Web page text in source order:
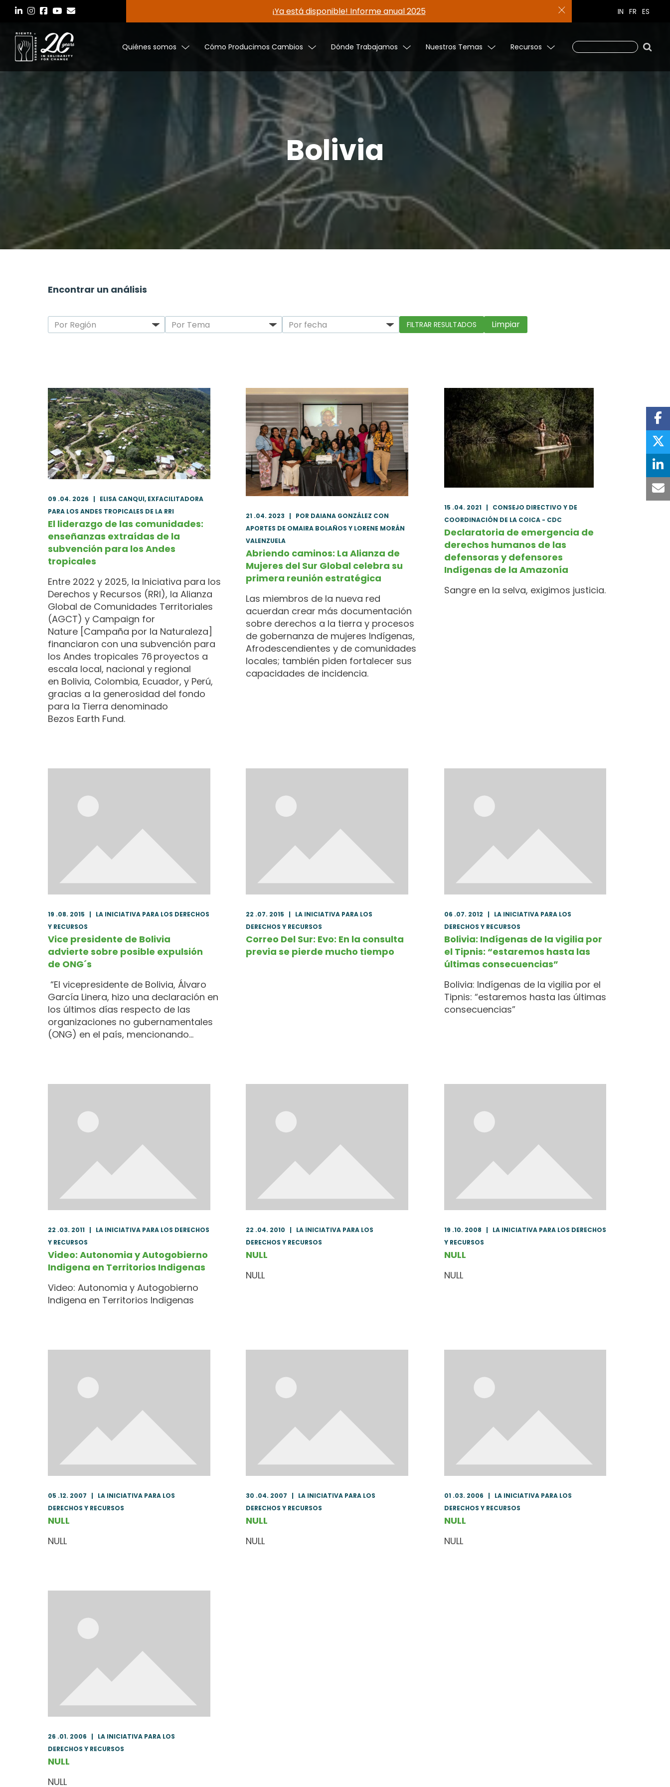
Saltar
contenido
¡Ya está disponible! Informe anual 2025 IN FR ES
Quiénes somos Cómo Producimos Cambios Dónde Trabajamos Nuestros Temas Recursos
Bolivia
Encontrar un análisis
Limpiar
09 .04. 2026 | ELISA CANQUI, EXFACILITADORA
PARA LOS ANDES TROPICALES DE LA RRI
El liderazgo de las comunidades:
enseñanzas extraídas de la
subvención para los Andes
tropicales
Entre 2022 y 2025, la Iniciativa para los
Derechos y Recursos (RRI), la Alianza
Global de Comunidades Territoriales
(AGCT) y Campaign for
Nature [Campaña por la Naturaleza]
financiaron con una subvención para
los Andes tropicales 76 proyectos a
escala local, nacional y regional
en Bolivia, Colombia, Ecuador, y Perú,
gracias a la generosidad del fondo
para la Tierra denominado
Bezos Earth Fund.
21 .04. 2023 | POR DAIANA GONZÁLEZ CON
APORTES DE OMAIRA BOLAÑOS Y LORENE MORÁN
VALENZUELA
Abriendo caminos: La Alianza de
Mujeres del Sur Global celebra su
primera reunión estratégica
Las miembros de la nueva red
acuerdan crear más documentación
sobre derechos a la tierra y procesos
de gobernanza de mujeres Indígenas,
Afrodescendientes y de comunidades
locales; también piden fortalecer sus
capacidades de incidencia.
15 .04. 2021 | CONSEJO DIRECTIVO Y DE
COORDINACIÓN DE LA COICA - CDC
Declaratoria de emergencia de
derechos humanos de las
defensoras y defensores
Indígenas de la Amazonía
Sangre en la selva, exigimos justicia.
19 .08. 2015 | LA INICIATIVA PARA LOS DERECHOS
Y RECURSOS
Vice presidente de Bolivia
advierte sobre posible expulsión
de ONG´s
“El vicepresidente de Bolivia, Álvaro
García Linera, hizo una declaración en
los últimos días respecto de las
organizaciones no gubernamentales
(ONG) en el país, mencionando…
22 .07. 2015 | LA INICIATIVA PARA LOS
DERECHOS Y RECURSOS
Correo Del Sur: Evo: En la consulta
previa se pierde mucho tiempo
06 .07. 2012 | LA INICIATIVA PARA LOS
DERECHOS Y RECURSOS
Bolivia: Indígenas de la vigilia por
el Tipnis: “estaremos hasta las
últimas consecuencias”
Bolivia: Indígenas de la vigilia por el
Tipnis: “estaremos hasta las últimas
consecuencias”
22 .03. 2011 | LA INICIATIVA PARA LOS DERECHOS
Y RECURSOS
Video: Autonomia y Autogobierno
Indigena en Territorios Indigenas
Video: Autonomia y Autogobierno
Indigena en Territorios Indigenas
22 .04. 2010 | LA INICIATIVA PARA LOS
DERECHOS Y RECURSOS
NULL
NULL
19 .10. 2008 | LA INICIATIVA PARA LOS DERECHOS
Y RECURSOS
NULL
NULL
05 .12. 2007 | LA INICIATIVA PARA LOS
DERECHOS Y RECURSOS
NULL
NULL
30 .04. 2007 | LA INICIATIVA PARA LOS
DERECHOS Y RECURSOS
NULL
NULL
01 .03. 2006 | LA INICIATIVA PARA LOS
DERECHOS Y RECURSOS
NULL
NULL
26 .01. 2006 | LA INICIATIVA PARA LOS
DERECHOS Y RECURSOS
NULL
NULL